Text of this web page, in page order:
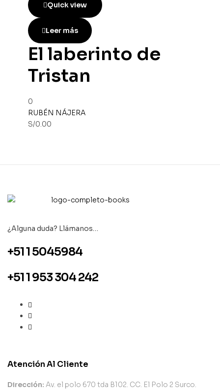
Quick view
Leer más
El laberinto de
Tristan
0
RUBÉN NÁJERA
S/0.00
¿Alguna duda? Llámanos…
+51 1 5045984
+51 1 953 304 242
Atención Al Cliente
Dirección: Av. el polo 670 tda B102. CC. El Polo 2 Surco.